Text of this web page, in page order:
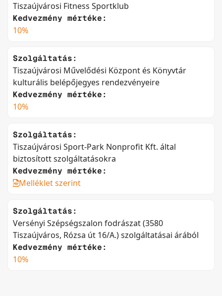
Tiszaújvárosi Fitness Sportklub
Kedvezmény mértéke:
10%
Szolgáltatás:
Tiszaújvárosi Művelődési Központ és Könyvtár
kulturális belépőjegyes rendezvényeire
Kedvezmény mértéke:
10%
Szolgáltatás:
Tiszaújvárosi Sport-Park Nonprofit Kft. által
biztosított szolgáltatásokra
Kedvezmény mértéke:
Melléklet szerint
Szolgáltatás:
Versényi Szépségszalon fodrászat (3580
Tiszaújváros, Rózsa út 16/A.) szolgáltatásai árából
Kedvezmény mértéke:
10%